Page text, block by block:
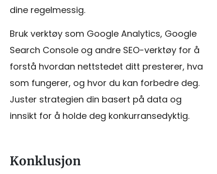
dine regelmessig.
Bruk verktøy som Google Analytics, Google
Search Console og andre SEO-verktøy for å
forstå hvordan nettstedet ditt presterer, hva
som fungerer, og hvor du kan forbedre deg.
Juster strategien din basert på data og
innsikt for å holde deg konkurransedyktig.
Konklusjon